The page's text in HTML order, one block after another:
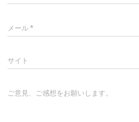
メール*
サイト
ご意見、ご感想をお願いします。